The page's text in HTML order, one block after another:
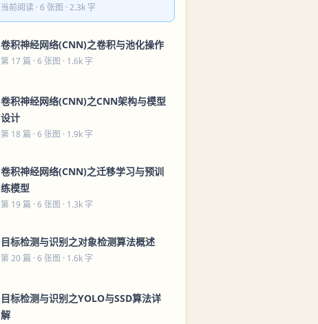
当前阅读 · 6 张图 · 2.3k 字
卷积神经网络(CNN)之卷积与池化操作
第 17 篇 · 6 张图 · 1.6k 字
卷积神经网络(CNN)之CNN架构与模型
设计
第 18 篇 · 6 张图 · 1.9k 字
卷积神经网络(CNN)之迁移学习与预训
练模型
第 19 篇 · 6 张图 · 1.3k 字
目标检测与识别之对象检测算法概述
第 20 篇 · 6 张图 · 1.6k 字
目标检测与识别之YOLO与SSD算法详
解